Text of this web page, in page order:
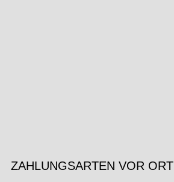
ZAHLUNGSARTEN VOR ORT